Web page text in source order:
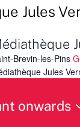
Jules
Brevin-les-Pins
Jules
onwards